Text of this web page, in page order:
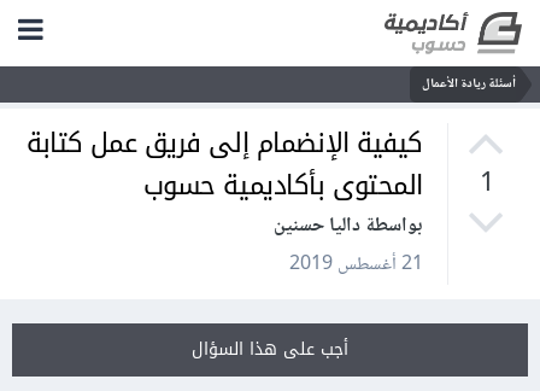
أسئلة ريادة الأعمال
1
كيفية الإنضمام إلى فريق عمل كتابة
المحتوى بأكاديمية حسوب
بواسطة داليا حسنين
21 أغسطس 2019
أجب على هذا السؤال